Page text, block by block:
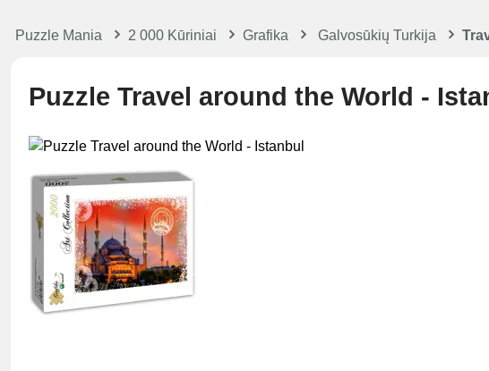
Puzzle Mania 2 000 Kūriniai Grafika Galvosūkių Turkija
Puzzle Travel around the World -